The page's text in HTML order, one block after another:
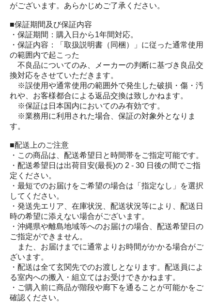
がございます。あらかじめご了承ください。
■保証期間及び保証内容
・保証期間：購入日から1年間対応。
・保証内容：「取扱説明書（同梱）」に従った通常使用
の範囲内で起こった
不良品についてのみ、メーカーの判断に基づき良品交
換対応をさせていただきます。
※誤使用や通常使用の範囲外で発生した破損・傷・汚
れや、お客様都合による返品交換は致しかねます。
※保証は日本国内においてのみ有効です。
※業務用に利用された場合、保証の対象外となりま
す。
■配送上のご注意
・この商品は、配送希望日と時間帯をご指定可能です。
・配送希望日は出荷目安(最長)の 2 - 30 日後の間でご指
定ください。
・最短でのお届けをご希望の場合は「指定なし」を選択
してください。
・発送先エリア、在庫状況、配送状況等により、配送日
時の希望に添えない場合がございます。
・沖縄県や離島地域等へのお届けの場合、配送希望日の
ご指定ができません。
また、お届けまでに通常よりお時間がかかる場合がご
ざいます。
・配送は全て玄関先でのお渡しとなります。配送員によ
る室内への搬入・組立てはお受けできかねます。
・ご購入前に商品が階段や廊下を通ることが可能かをご
確認ください。